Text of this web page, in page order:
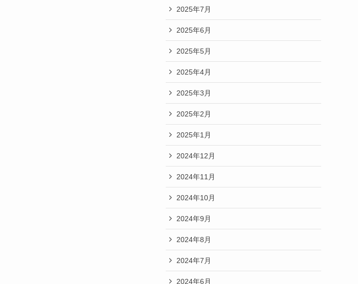
2025年7月
2025年6月
2025年5月
2025年4月
2025年3月
2025年2月
2025年1月
2024年12月
2024年11月
2024年10月
2024年9月
2024年8月
2024年7月
2024年6月